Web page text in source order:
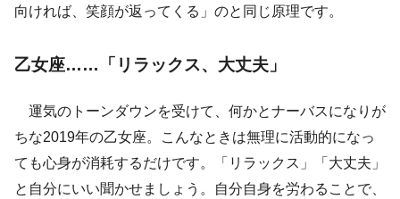
向ければ、笑顔が返ってくる」のと同じ原理です。
乙女座……「リラックス、大丈夫」
運気のトーンダウンを受けて、何かとナーバスになりが
ちな2019年の乙女座。こんなときは無理に活動的になっ
ても心身が消耗するだけです。「リラックス」「大丈夫」
と自分にいい聞かせましょう。自分自身を労わることで、